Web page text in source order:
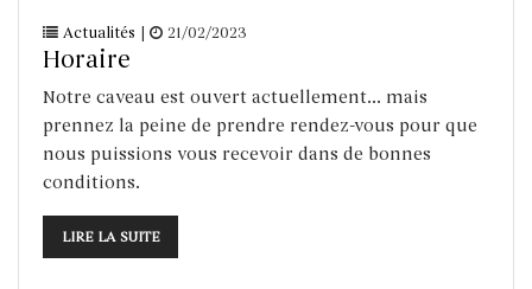
Actualités | 21/02/2023
Horaire
Notre caveau est ouvert actuellement... mais
prennez la peine de prendre rendez-vous pour que
nous puissions vous recevoir dans de bonnes
conditions.
LIRE LA SUITE